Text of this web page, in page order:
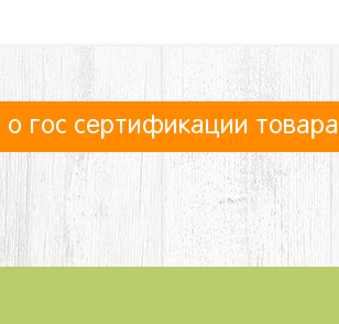
о гос сертификации товара